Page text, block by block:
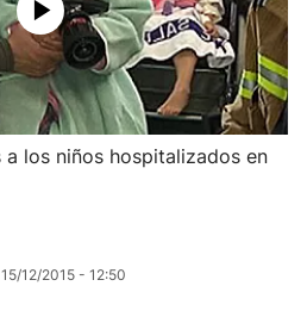
los niños hospitalizados en
15/12/2015 - 12:50